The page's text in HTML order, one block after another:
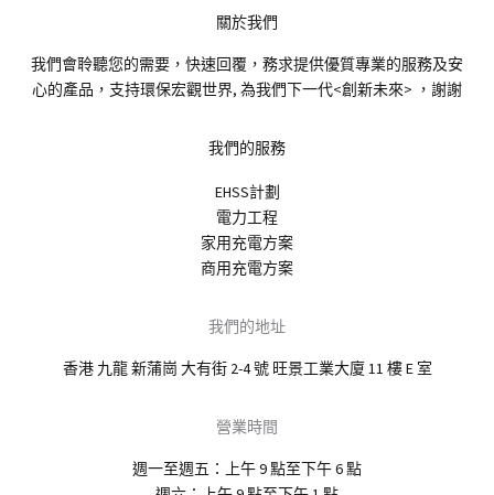
關於我們
我們會聆聽您的需要，快速回覆，務求提供優質專業的服務及安
心的產品，支持環保宏觀世界, 為我們下一代<創新未來> ，謝謝
我們的服務
EHSS計劃
電力工程
家用充電方案
商用充電方案
我們的地址
香港 九龍 新蒲崗 大有街 2-4 號 旺景工業大廈 11 樓 E 室
營業時間
週一至週五：上午 9 點至下午 6 點